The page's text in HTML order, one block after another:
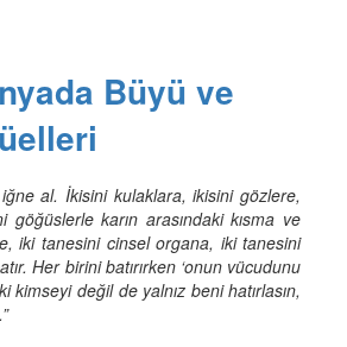
Büyü ve
al. İkisini kulaklara, ikisini gözlere,
göğüslerle karın arasındaki kısma ve
iki tanesini cinsel organa, iki tanesini
Her birini batırırken ‘onun vücudunu
kimseyi değil de yalnız beni hatırlasın,